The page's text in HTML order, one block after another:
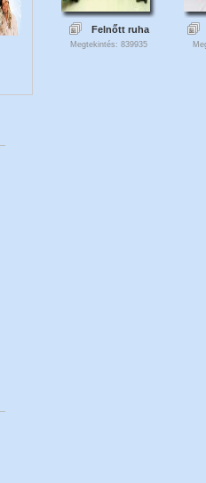
Felnőtt ruha
Megtekintés: 839935